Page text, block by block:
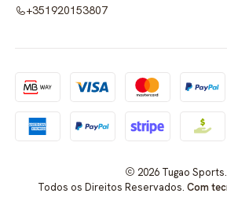
+351920153807
2026 Tugao Sports.
Todos os Direitos Reservados. Com